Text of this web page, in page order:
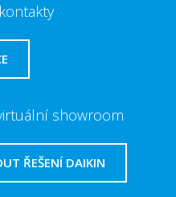
showroom
ŘEŠENÍ DAIKIN